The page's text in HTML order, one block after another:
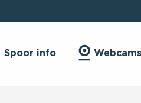
En Mode Été
Hiver : Passer En Mode Été
Spoor info Webcams